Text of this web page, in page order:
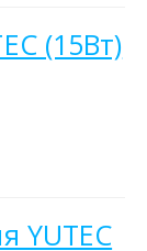
(15Вт)
YUTEC